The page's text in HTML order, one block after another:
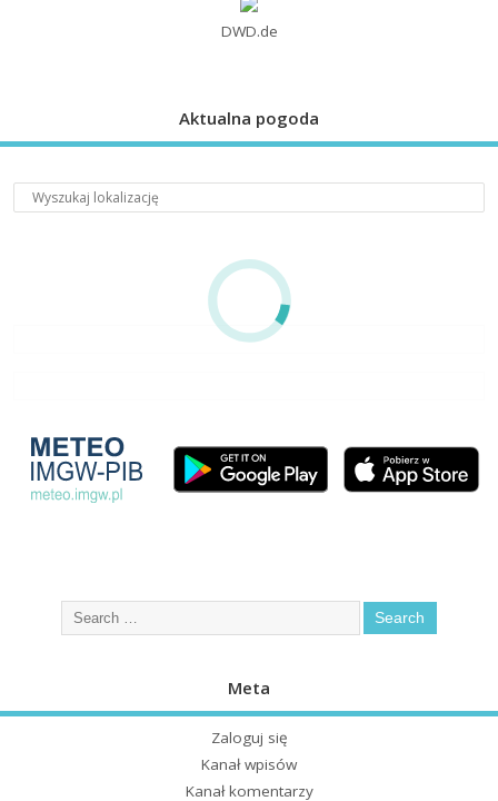
DWD.de
Aktualna pogoda
Meta
Zaloguj się
Kanał wpisów
Kanał komentarzy